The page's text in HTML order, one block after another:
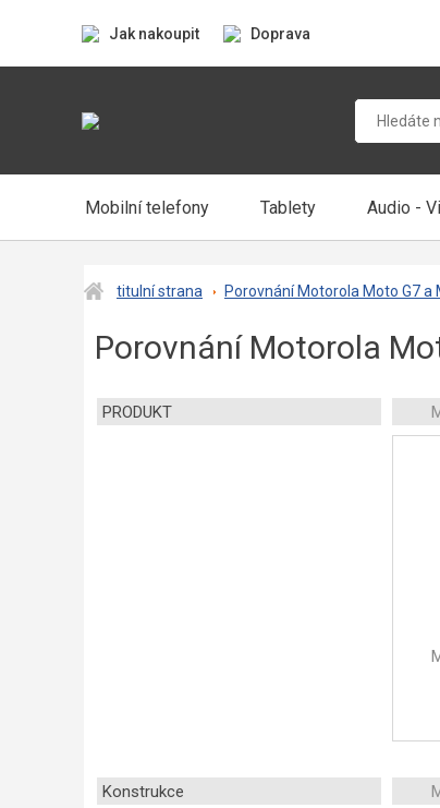
Jak nakoupit Doprava
Mobilní telefony Tablety Audio -
titulní strana Porovnání Motorola Moto G7 a
Porovnání Motorola
PRODUKT
Konstrukce